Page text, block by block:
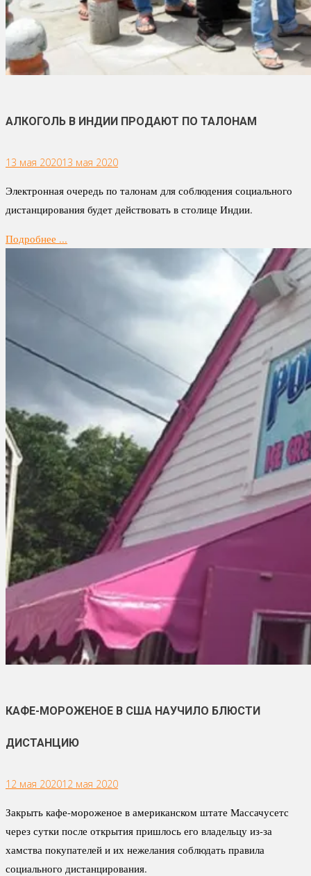
АЛКОГОЛЬ В ИНДИИ ПРОДАЮТ ПО ТАЛОНАМ
13 мая 202013 мая 2020
Электронная очередь по талонам для соблюдения социального
дистанцирования будет действовать в столице Индии.
Подробнее ...
КАФЕ-МОРОЖЕНОЕ В США НАУЧИЛО БЛЮСТИ
ДИСТАНЦИЮ
12 мая 202012 мая 2020
Закрыть кафе-мороженое в американском штате Массачусетс
через сутки после открытия пришлось его владельцу из-за
хамства покупателей и их нежелания соблюдать правила
социального дистанцирования.